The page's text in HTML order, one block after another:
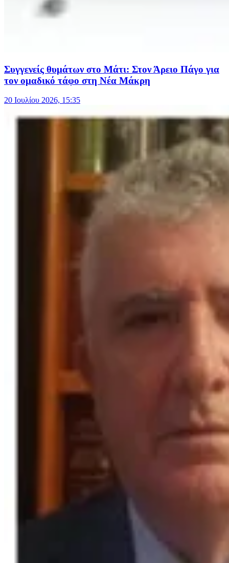
Συγγενείς θυμάτων στο Μάτι: Στον Άρειο Πάγο για
τον ομαδικό τάφο στη Νέα Μάκρη
20 Ιουλίου 2026, 15:35